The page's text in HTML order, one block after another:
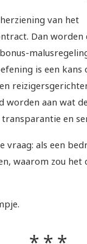
van het
Dan worden
is een kans
worden aan wat
en
vraag: als een
waarom zou het